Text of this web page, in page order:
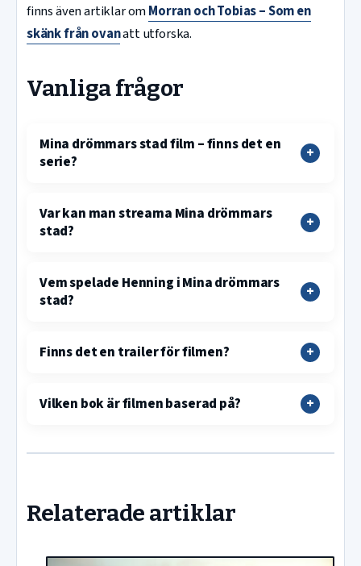
finns även artiklar omMorran och Tobias – Som en
skänk från ovanatt utforska.
Vanliga frågor
Mina drömmars stad film – finns det en
serie?
Var kan man streama Mina drömmars
stad?
Vem spelade Henning i Mina drömmars
stad?
Finns det en trailer för filmen?
Vilken bok är filmen baserad på?
Relaterade artiklar